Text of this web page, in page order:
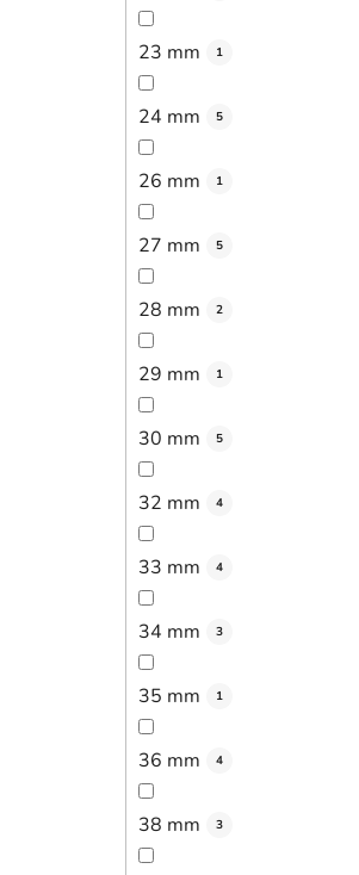
23 mm 1
24 mm 5
26 mm 1
27 mm 5
28 mm 2
29 mm 1
30 mm 5
32 mm 4
33 mm 4
34 mm 3
35 mm 1
36 mm 4
38 mm 3